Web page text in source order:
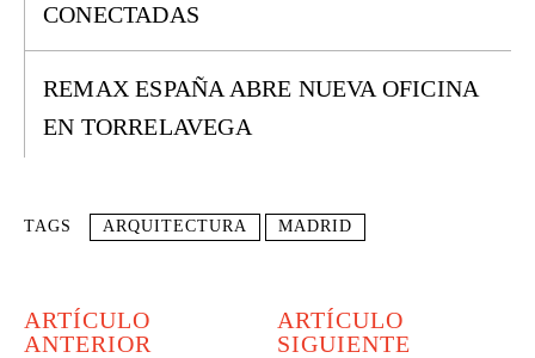
CONECTADAS
REMAX ESPAÑA ABRE NUEVA OFICINA
EN TORRELAVEGA
TAGS ARQUITECTURA MADRID
ARTÍCULO
ANTERIOR
ARTÍCULO
SIGUIENTE